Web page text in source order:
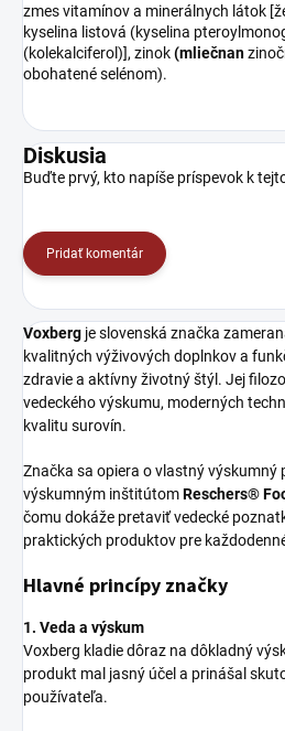
zmes vitamínov a minerálnych látok
kyselina listová (kyselina
(kolekalciferol)], zinok(mliečnan
obohatené selénom).
Diskusia
Buďte prvý, kto napíše príspevok k
Pridať komentár
Voxberg je slovenská značka
kvalitných výživových doplnkov a
zdravie a aktívny životný štýl. Jej
vedeckého výskumu, moderných
kvalitu surovín.
Značka sa opiera o vlastný výskumný
výskumným inštitútomReschers®
čomu dokáže pretaviť vedecké
praktických produktov pre
Hlavné princípy značky
1. Veda a výskum
Voxberg kladie dôraz na dôkladný
produkt mal jasný účel a prinášal
používateľa.